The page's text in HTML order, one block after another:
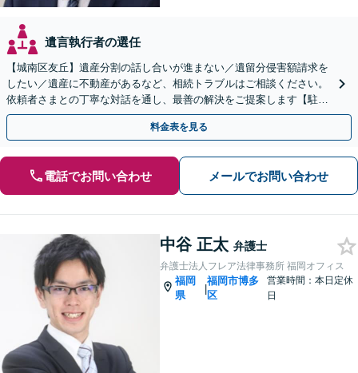
遺言執行者の選任
【城南区友丘】遺産分割の話し合いが進まない／遺留分侵害額請求を
したい／遺産に不動産があるなど、相続トラブルはご相談ください。
依頼者さまとの丁寧な対話を通し、最善の解決をご提案します【駐車
場あり】【バス停目の前】
料金表を見る
電話でお問い合わせ メールでお問い合わせ
中谷 正太 弁護士
弁護士法人フレア法律事務所 福岡オフィス
福岡
県
|
福岡市博多
区
営業時間：本日定休
日